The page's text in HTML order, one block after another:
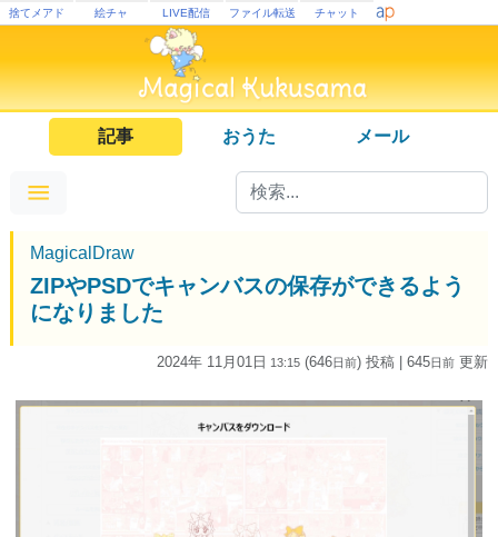
捨てメアド 絵チャ LIVE配信 ファイル転送 チャット
記事 おうた メール
MagicalDraw
ZIPやPSDでキャンバスの保存ができるよう
になりました
2024年 11月01日 13:15 (646日前) 投稿 | 645日前 更新